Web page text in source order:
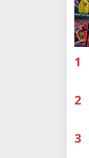
1
2
3